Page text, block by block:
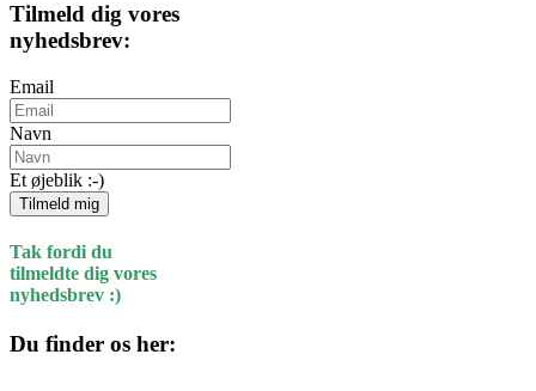
Tilmeld dig vores
nyhedsbrev:
Email
Navn
Et øjeblik :-)
Tilmeld mig
Tak fordi du
tilmeldte dig vores
nyhedsbrev :)
Du finder os her: